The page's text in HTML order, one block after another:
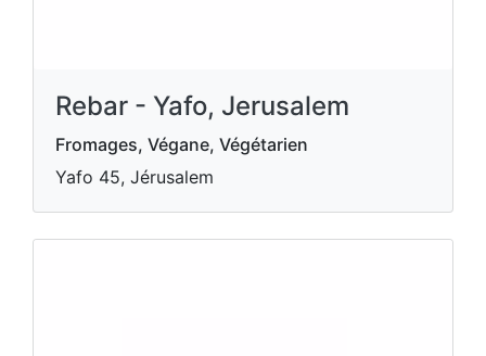
Rebar - Yafo, Jerusalem
Fromages, Végane, Végétarien
Yafo 45, Jérusalem